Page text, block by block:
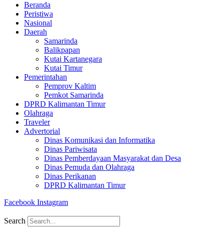
Beranda
Peristiwa
Nasional
Daerah
Samarinda
Balikpapan
Kutai Kartanegara
Kutai Timur
Pemerintahan
Pemprov Kaltim
Pemkot Samarinda
DPRD Kalimantan Timur
Olahraga
Traveler
Advertorial
Dinas Komunikasi dan Informatika
Dinas Pariwisata
Dinas Pemberdayaan Masyarakat dan Desa
Dinas Pemuda dan Olahraga
Dinas Perikanan
DPRD Kalimantan Timur
Facebook Instagram
Search